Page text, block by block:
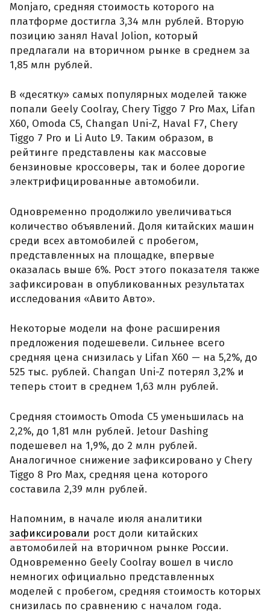
Monjaro, средняя стоимость которого на
платформе достигла 3,34 млн рублей. Вторую
позицию занял Haval Jolion, который
предлагали на вторичном рынке в среднем за
1,85 млн рублей.
В «десятку» самых популярных моделей также
попали Geely Coolray, Chery Tiggo 7 Pro Max, Lifan
X60, Omoda C5, Changan Uni-Z, Haval F7, Chery
Tiggo 7 Pro и Li Auto L9. Таким образом, в
рейтинге представлены как массовые
бензиновые кроссоверы, так и более дорогие
электрифицированные автомобили.
Одновременно продолжило увеличиваться
количество объявлений. Доля китайских машин
среди всех автомобилей с пробегом,
представленных на площадке, впервые
оказалась выше 6%. Рост этого показателя также
зафиксирован в опубликованных результатах
исследования «Авито Авто».
Некоторые модели на фоне расширения
предложения подешевели. Сильнее всего
средняя цена снизилась у Lifan X60 — на 5,2%, до
525 тыс. рублей. Changan Uni-Z потерял 3,2% и
теперь стоит в среднем 1,63 млн рублей.
Средняя стоимость Omoda C5 уменьшилась на
2,2%, до 1,81 млн рублей. Jetour Dashing
подешевел на 1,9%, до 2 млн рублей.
Аналогичное снижение зафиксировано у Chery
Tiggo 8 Pro Max, средняя цена которого
составила 2,39 млн рублей.
Напомним, в начале июля аналитики
зафиксировали рост доли китайских
автомобилей на вторичном рынке России.
Одновременно Geely Coolray вошел в число
немногих официально представленных
моделей с пробегом, средняя стоимость которых
снизилась по сравнению с началом года.